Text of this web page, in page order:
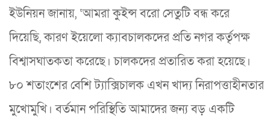
ইউনিয়ন জানায়, ‘আমরা কুইন্স বরো সেতুটি বন্ধ করে
দিয়েছি, কারণ ইয়েলো ক্যাবচালকদের প্রতি নগর কর্তৃপক্ষ
বিশ্বাসঘাতকতা করেছে। চালকদের প্রতারিত করা হয়েছে।
৮০ শতাংশের বেশি ট্যাক্সিচালক এখন খাদ্য নিরাপত্তাহীনতার
মুখোমুখি। বর্তমান পরিস্থিতি আমাদের জন্য বড় একটি